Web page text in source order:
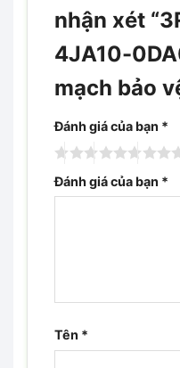
nhận xét
4JA10-
mạch bảo
Đánh giá của bạn *
Đánh giá của bạn *
Tên *